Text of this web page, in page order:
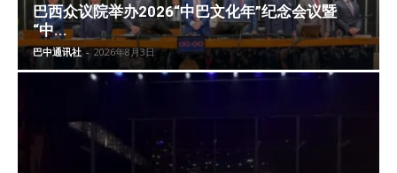
巴西众议院举办2026“中巴文化年”纪念会议暨
“中...
巴中通讯社 - 2026年8月3日